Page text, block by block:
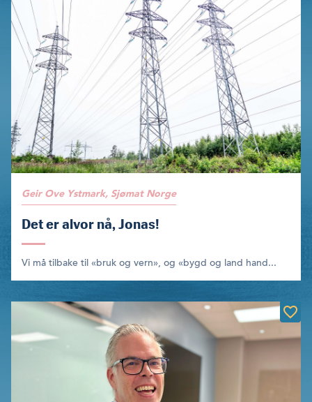
Geir Ove Ystmark, Sjømat Norge
Det er alvor nå, Jonas!
Vi må tilbake til «bruk og vern», og «bygd og land hand...